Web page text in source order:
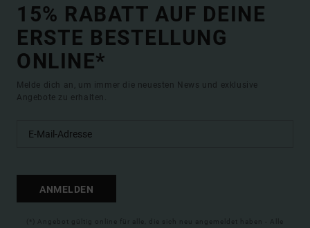
15% RABATT AUF DEINE
ERSTE BESTELLUNG
ONLINE*
Melde dich an, um immer die neuesten News und exklusive
Angebote zu erhalten.
ANMELDEN
(*) Angebot gültig online für alle, die sich neu angemeldet haben - Alle